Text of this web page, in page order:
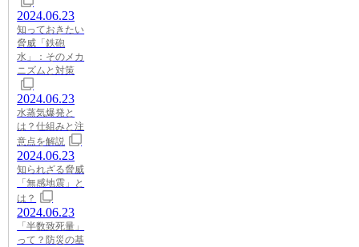
2024.06.23
知っておきたい
脅威「鉄砲
水」：そのメカ
ニズムと対策
2024.06.23
水蒸気爆発と
は？仕組みと注
意点を解説
2024.06.23
知られざる脅威
「無感地震」と
は？
2024.06.23
「半数致死量」
って？防災の基